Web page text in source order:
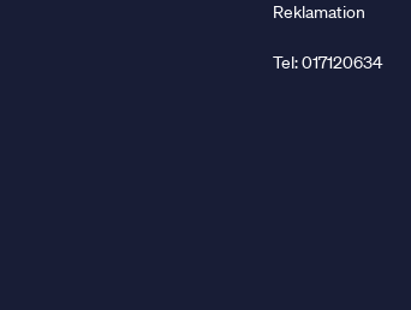
Reklamation
Tel: 017120634